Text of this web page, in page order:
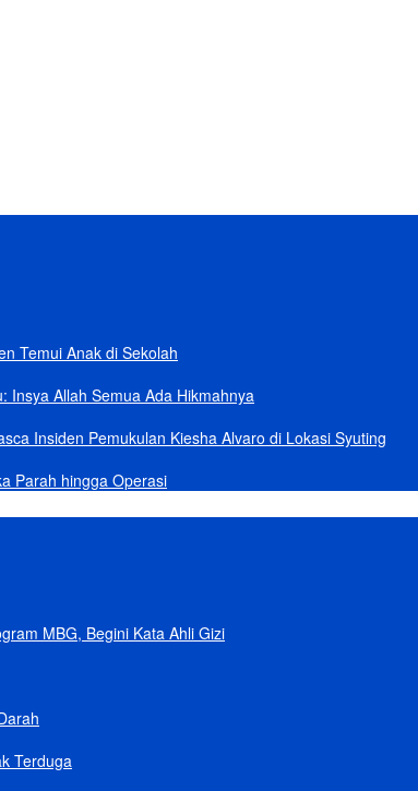
Temui Anak di Sekolah
Insya Allah Semua Ada Hikmahnya
Insiden Pemukulan Kiesha Alvaro di Lokasi Syuting
Parah hingga Operasi
MBG, Begini Kata Ahli Gizi
Terduga